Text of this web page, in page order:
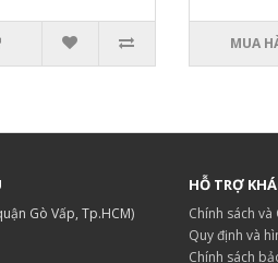
MUA
Gò Vấp, Tp.HCM)
HỖ TRỢ
Chính sách
Quy định và
Chính sách